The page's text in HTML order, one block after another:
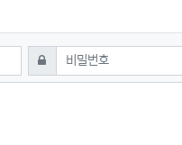
비밀번호필수